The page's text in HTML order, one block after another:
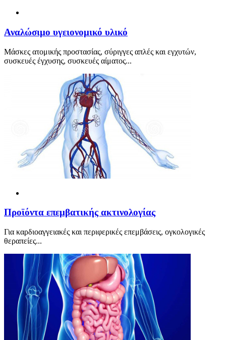
Αναλώσιμο υγειονομικό υλικό
Μάσκες ατομικής προστασίας, σύριγγες απλές και εγχυτών,
συσκευές έγχυσης, συσκευές αίματος...
Προϊόντα επεμβατικής ακτινολογίας
Για καρδιοαγγειακές και περιφερικές επεμβάσεις, ογκολογικές
θεραπείες...